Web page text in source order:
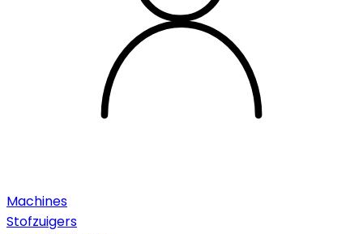
Machines
Stofzuigers